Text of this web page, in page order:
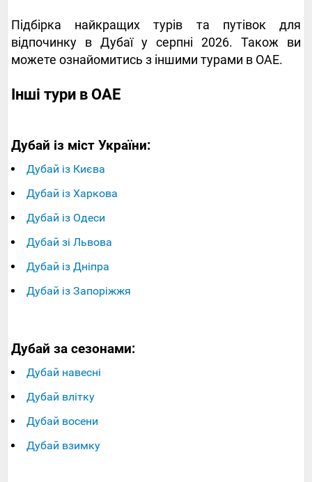
Підбірка найкращих турів та путівок для
відпочинку в Дубаї у серпні 2026. Також ви
можете ознайомитись з іншими турами в ОАЕ.
Інші тури в ОАЕ
Дубай із міст України:
Дубай із Києва
Дубай із Харкова
Дубай із Одеси
Дубай зі Львова
Дубай із Дніпра
Дубай із Запоріжжя
Дубай за сезонами:
Дубай навесні
Дубай влітку
Дубай восени
Дубай взимку